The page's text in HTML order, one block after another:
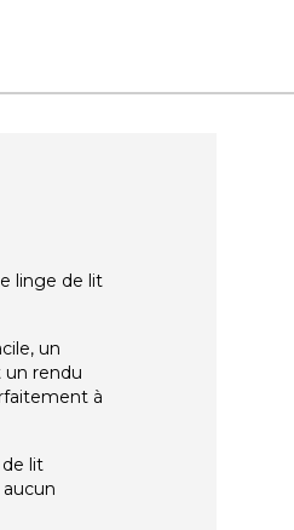
linge de lit
un
un rendu
à
lit